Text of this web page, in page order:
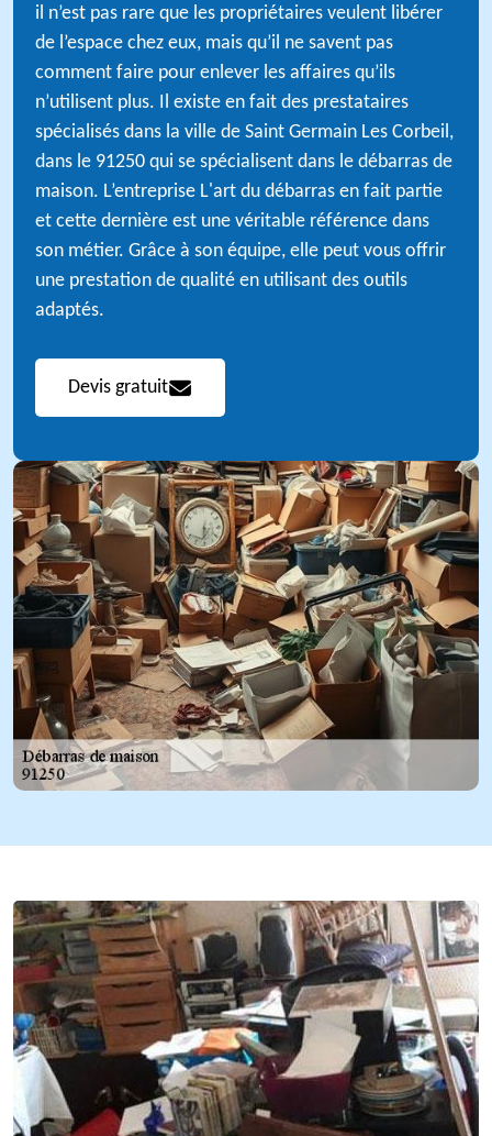
il n’est pas rare que les propriétaires veulent libérer
de l’espace chez eux, mais qu’il ne savent pas
comment faire pour enlever les affaires qu’ils
n’utilisent plus. Il existe en fait des prestataires
spécialisés dans la ville de Saint Germain Les Corbeil,
dans le 91250 qui se spécialisent dans le débarras de
maison. L’entreprise L'art du débarras en fait partie
et cette dernière est une véritable référence dans
son métier. Grâce à son équipe, elle peut vous offrir
une prestation de qualité en utilisant des outils
adaptés.
Devis gratuit